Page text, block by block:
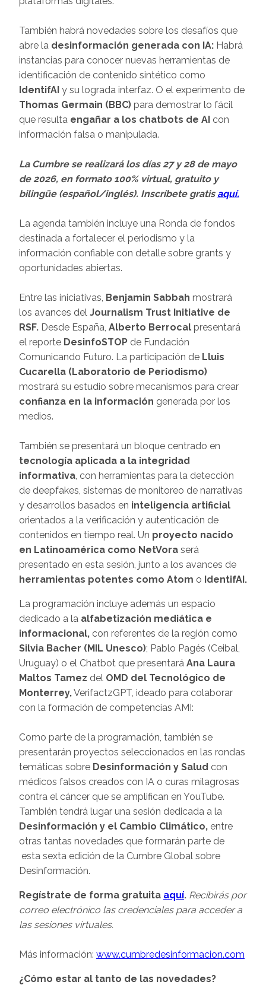
También habrá novedades sobre los desafíos que
abre la desinformación generada con IA: Habrá
instancias para conocer nuevas herramientas de
identificación de contenido sintético como
IdentifAI y su lograda interfaz. O el experimento de
Thomas Germain (BBC) para demostrar lo fácil
que resulta engañar a los chatbots de AI con
información falsa o manipulada.
La Cumbre se realizará los días 27 y 28 de mayo
de 2026, en formato 100% virtual, gratuito y
bilingüe (español/inglés). Inscríbete gratis aquí.
La agenda también incluye una Ronda de fondos
destinada a fortalecer el periodismo y la
información confiable con detalle sobre grants y
oportunidades abiertas.
Entre las iniciativas, Benjamin Sabbah mostrará
los avances del Journalism Trust Initiative de
RSF. Desde España, Alberto Berrocal presentará
el reporte DesinfoSTOP de Fundación
Comunicando Futuro. La participación de Lluis
Cucarella (Laboratorio de Periodismo)
mostrará su estudio sobre mecanismos para crear
confianza en la información generada por los
medios.
También se presentará un bloque centrado en
tecnología aplicada a la integridad
informativa , con herramientas para la detección
de deepfakes, sistemas de monitoreo de narrativas
y desarrollos basados en inteligencia artificial
orientados a la verificación y autenticación de
contenidos en tiempo real. Un proyecto nacido
en Latinoamérica como NetVora será
presentado en esta sesión, junto a los avances de
herramientas potentes como Atom o IdentifAI.
La programación incluye además un espacio
dedicado a la alfabetización mediática e
informacional, con referentes de la región como
Silvia Bacher (MIL Unesco); Pablo Pagés (Ceibal,
Uruguay) o el Chatbot que presentará Ana Laura
Maltos Tamez del OMD del Tecnológico de
Monterrey,VerifactzGPT, ideado para colaborar
con la formación de competencias AMI:
Como parte de la programación, también se
presentarán proyectos seleccionados en las rondas
temáticas sobre Desinformación y Salud con
médicos falsos creados con IA o curas milagrosas
contra el cáncer que se amplifican en YouTube.
También tendrá lugar una sesión dedicada a la
Desinformación y el Cambio Climático, entre
otras tantas novedades que formarán parte de
esta sexta edición de la Cumbre Global sobre
Desinformación.
Regístrate de forma gratuita aquí. Recibirás por
correo electrónico las credenciales para acceder a
las sesiones virtuales.
Más información: www.cumbredesinformacion.com
¿Cómo estar al tanto de las novedades?